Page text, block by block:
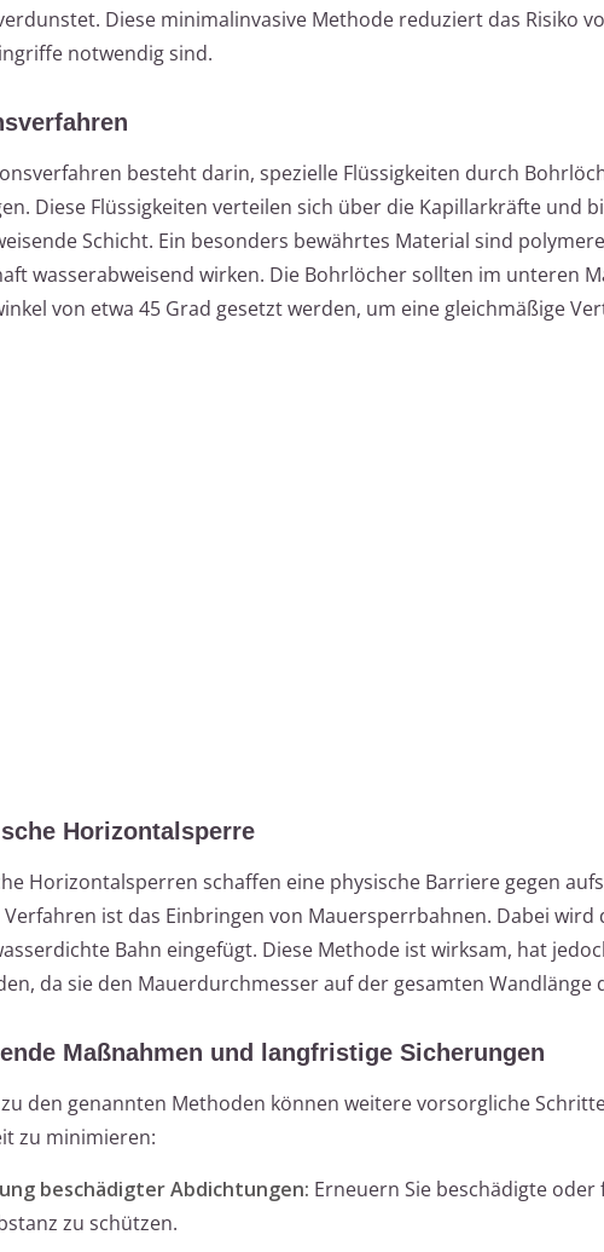
Diese minimalinvasive Methode reduziert das Risiko
notwendig sind.
besteht darin, spezielle Flüssigkeiten durch
Diese Flüssigkeiten verteilen sich über die Kapillarkräfte und
Schicht. Ein besonders bewährtes Material sind
wasserabweisend wirken. Die Bohrlöcher sollten im unteren
von etwa 45 Grad gesetzt werden, um eine gleichmäßige
Horizontalsperre
Horizontalsperren schaffen eine physische Barriere gegen
Verfahren ist das Einbringen von Mauersperrbahnen. Dabei
Bahn eingefügt. Diese Methode ist wirksam, hat
da sie den Mauerdurchmesser auf der gesamten Wandlänge
Maßnahmen und langfristige Sicherungen
den genannten Methoden können weitere vorsorgliche
zu minimieren:
beschädigter Abdichtungen: Erneuern Sie beschädigte
zu schützen.